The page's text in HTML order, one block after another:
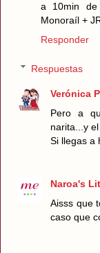
a 10min de
Monoraíl +
Responder
Respuestas
Verónica
Pero a
narita...y
Si llegas a
Naroa's
Aisss que
caso que